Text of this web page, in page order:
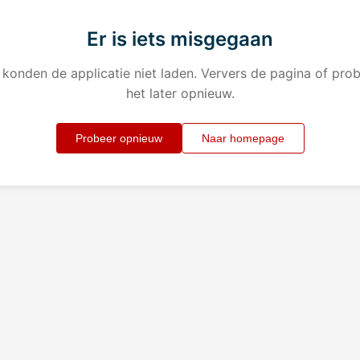
Er is iets misgegaan
konden de applicatie niet laden. Ververs de pagina of
het later opnieuw.
Probeer opnieuw Naar homepage